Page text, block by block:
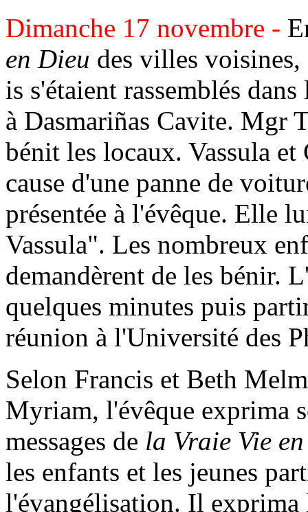
Dimanche 17 novembre -
en Dieu des villes
is s'étaient rassemblés
à Dasmariñas Cavite. Mgr
bénit les locaux. Vassula
cause d'une panne de
présentée à l'évêque. Elle
Vassula". Les nombreux
demandèrent de les bénir.
quelques minutes puis
réunion à l'Université des
Selon Francis et Beth
Myriam, l'évêque exprima
messages de la Vraie Vie
les enfants et les jeunes
l'évangélisation. Il